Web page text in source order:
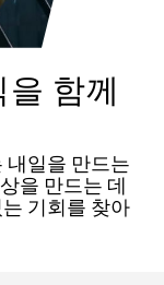
함께
내일을 만드는
을 만드는 데
기회를 찾아